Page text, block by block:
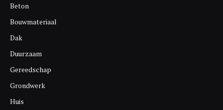
Beton
Bouwmateriaal
Dak
Duurzaam
Gereedschap
Grondwerk
Huis